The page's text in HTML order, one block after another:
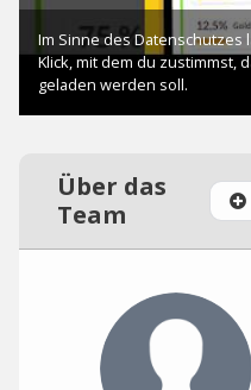
Über das
Team